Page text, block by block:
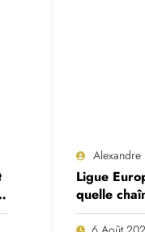
Ligue
quelle
match ?